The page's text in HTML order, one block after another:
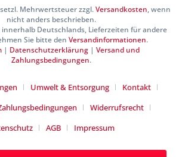
Mehrwertsteuer zzgl.Versandkosten, wenn
nicht anders beschrieben.
Deutschlands, Lieferzeiten für andere
Sie bitte den Versandinformationen.
| Datenschutzerklärung | Versand und
Zahlungsbedingungen.
Umwelt & Entsorgung
Kontakt
Widerrufsrecht
AGB Impressum